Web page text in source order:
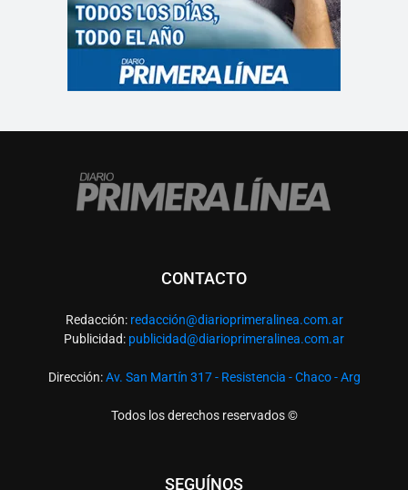
CONTACTO
Redacción: redacción@diarioprimeralinea.com.ar
Publicidad: publicidad@diarioprimeralinea.com.ar
Dirección:Av. San Martín 317 - Resistencia - Chaco - Arg
Todos los derechos reservados ©
SEGUÍNOS